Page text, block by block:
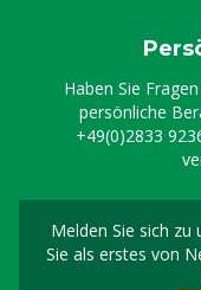
Haben Sie
persönliche
+49(0)2833
Melden Sie sich
Sie als erstes von